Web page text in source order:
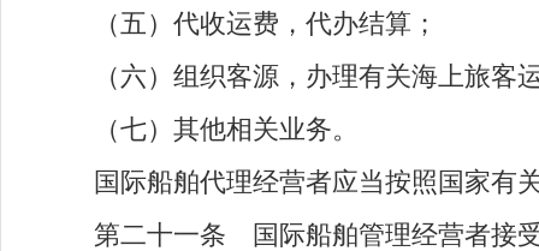
（五）代收运费，代办结算；
（六）组织客源，办理有关海上旅客
（七）其他相关业务。
国际船舶代理经营者应当按照国家有关
第二十一条 国际船舶管理经营者接受